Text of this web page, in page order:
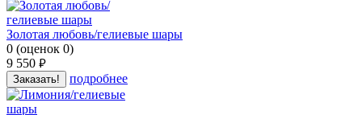
Золотая любовь/гелиевые шары
0 (оценок 0)
9 550 руб.
Заказать! подробнее